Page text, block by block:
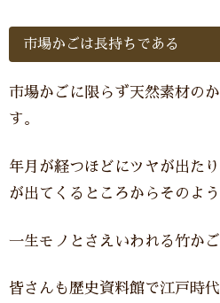
市場かごは長持ちである
市場かごに限らず天然素材の
す。
年月が経つほどにツヤが出た
が出てくるところからそのよ
一生モノとさえいわれる竹かご
皆さんも歴史資料館で江戸時